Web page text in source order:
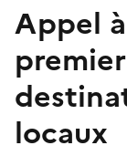
Appel
locaux